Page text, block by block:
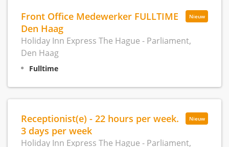
Nieuw
Front Office Medewerker FULLTIME
Den Haag
Holiday Inn Express The Hague - Parliament,
Den Haag
Fulltime
Nieuw
Receptionist(e) - 22 hours per week.
3 days per week
Holiday Inn Express The Hague - Parliament,